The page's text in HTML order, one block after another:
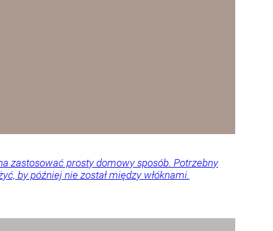
zastosować prosty domowy sposób. Potrzebny
by później nie został między włóknami.